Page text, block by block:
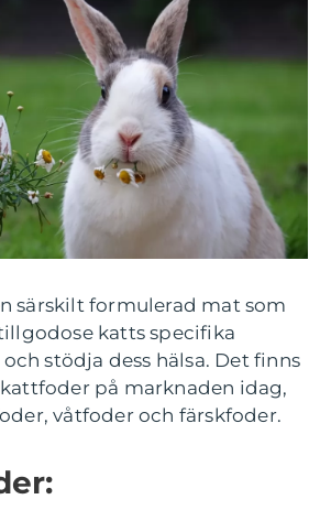
särskilt formulerad mat som
katts specifika
stödja dess hälsa. Det finns
på marknaden idag,
våtfoder och färskfoder.